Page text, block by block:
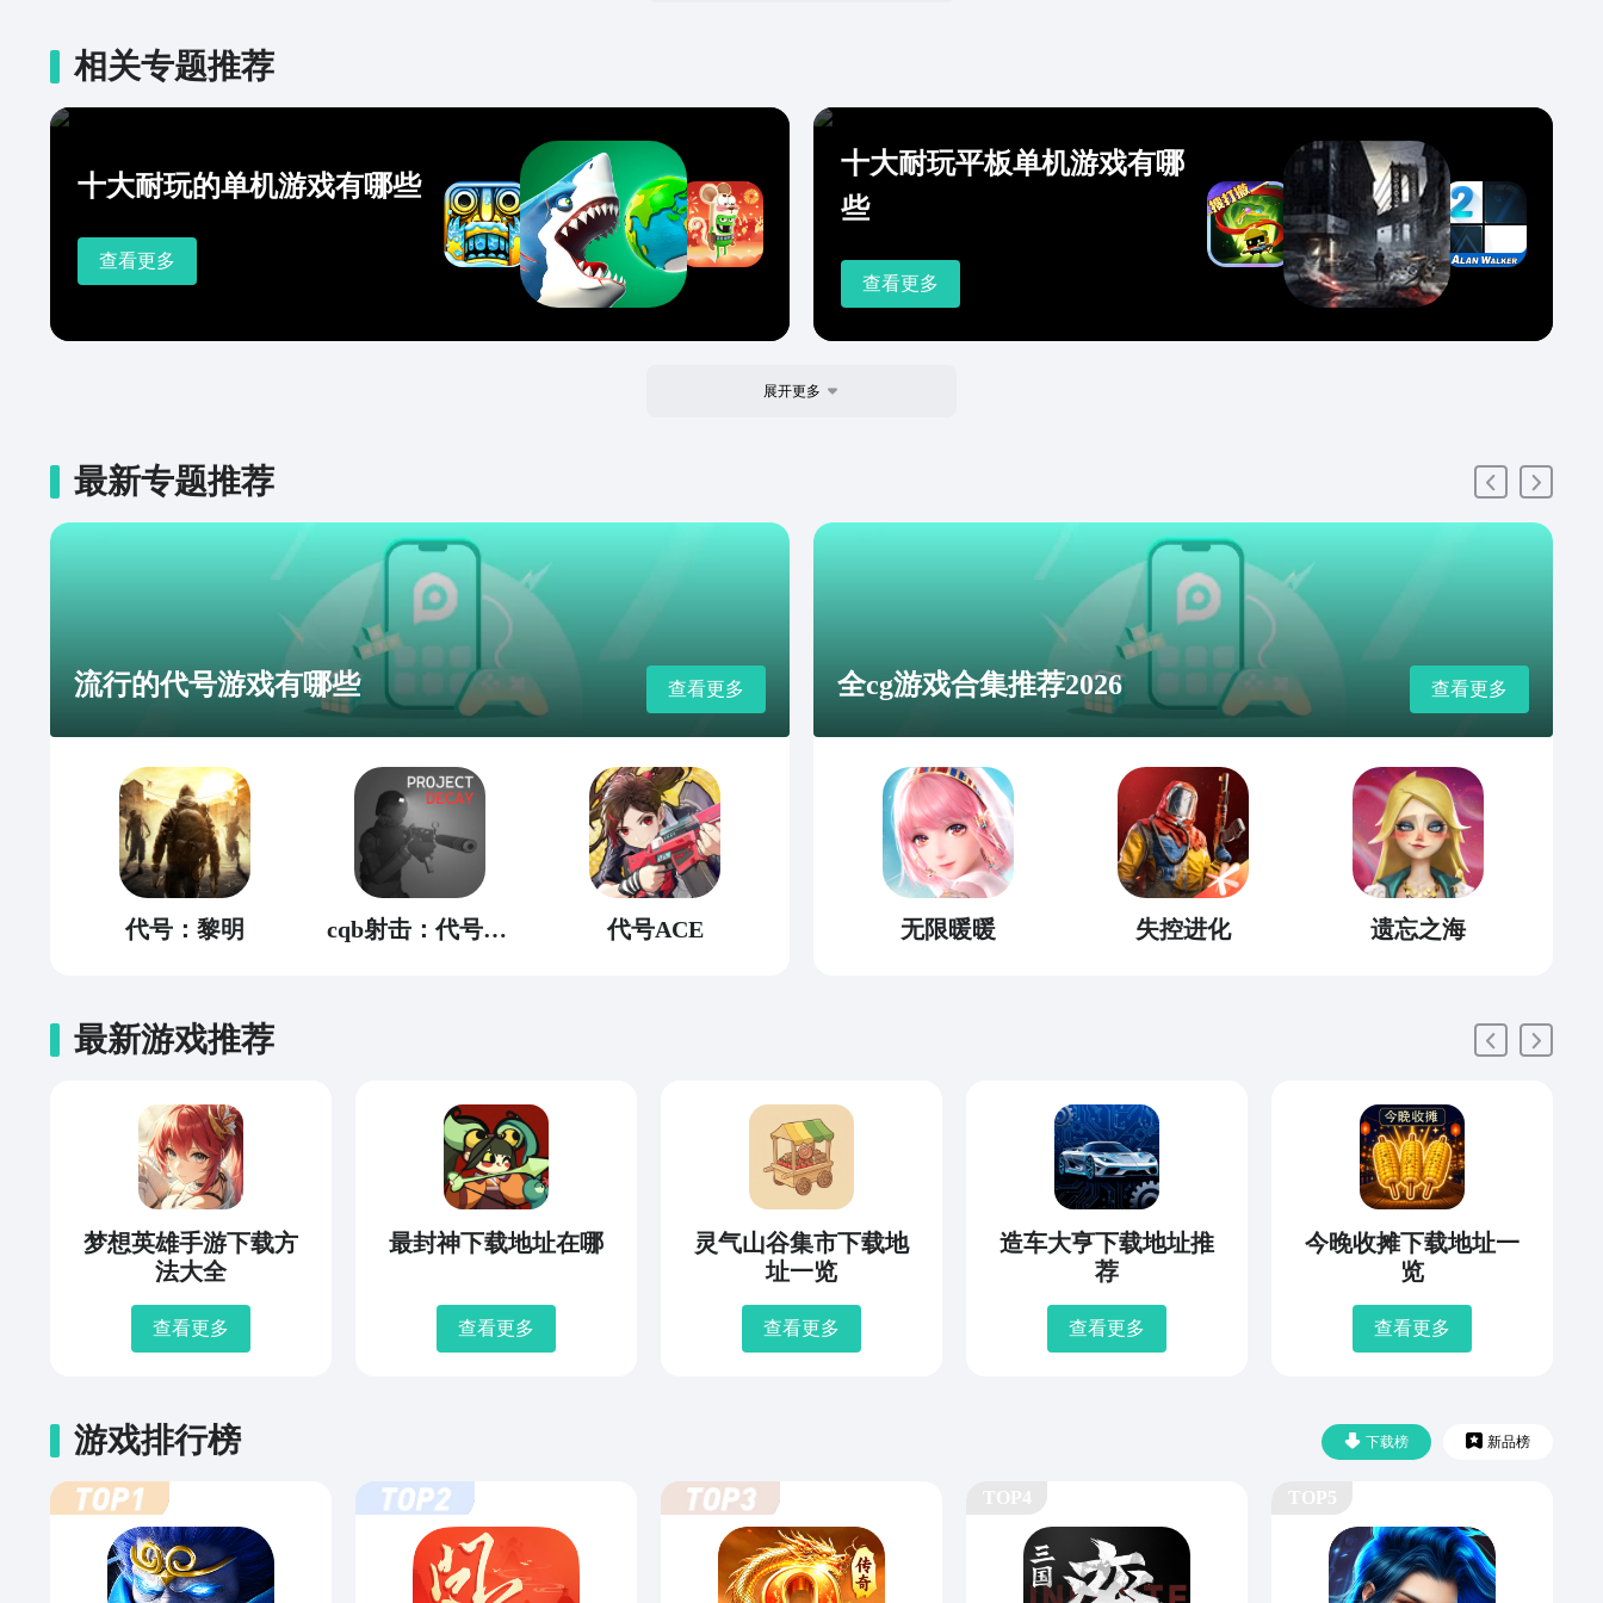
相关专题推荐
十大耐玩的单机游戏有哪些
查看更多
十大耐玩平板单机游戏有哪
些
查看更多
展开更多
最新专题推荐
流行的代号游戏有哪些 查看更多
代号：黎明 cqb射击：代号腐烂 代号ACE
全cg游戏合集推荐2026 查看更多
无限暖暖 失控进化 遗忘之海
最新游戏推荐
梦想英雄手游下载方
法大全
查看更多
最封神下载地址在哪
查看更多
灵气山谷集市下载地
址一览
查看更多
造车大亨下载地址推
荐
查看更多
今晚收摊下载地址一
览
查看更多
下载榜 新品榜
游戏排行榜